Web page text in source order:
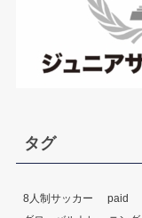
タグ
8人制サッカー paid